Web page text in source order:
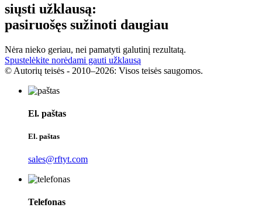
siųsti užklausą:
pasiruošęs sužinoti daugiau
Nėra nieko geriau, nei pamatyti galutinį rezultatą.
Spustelėkite norėdami gauti užklausą
© Autorių teisės - 2010–2026: Visos teisės saugomos.
El. paštas
El. paštas
sales@rftyt.com
Telefonas